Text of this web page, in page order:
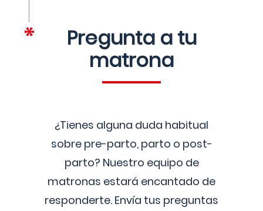
Pregunta a tu
matrona
¿Tienes alguna duda habitual
sobre pre-parto, parto o post-
parto? Nuestro equipo de
matronas estará encantado de
responderte. Envía tus preguntas